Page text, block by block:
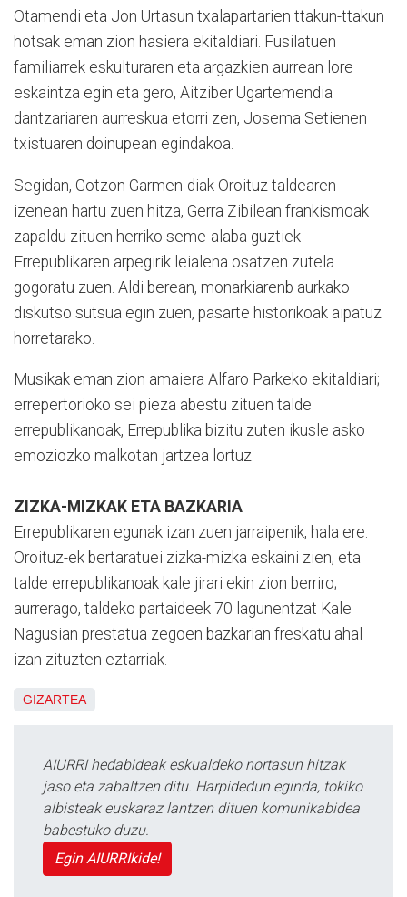
Otamendi eta Jon Urtasun txalapartarien ttakun-ttakun
hotsak eman zion hasiera ekitaldiari. Fusilatuen
familiarrek eskulturaren eta argazkien aurrean lore
eskaintza egin eta gero, Aitziber Ugartemendia
dantzariaren aurreskua etorri zen, Josema Setienen
txistuaren doinupean egindakoa.
Segidan, Gotzon Garmen-diak Oroituz taldearen
izenean hartu zuen hitza, Gerra Zibilean frankismoak
zapaldu zituen herriko seme-alaba guztiek
Errepublikaren arpegirik leialena osatzen zutela
gogoratu zuen. Aldi berean, monarkiarenb aurkako
diskutso sutsua egin zuen, pasarte historikoak aipatuz
horretarako.
Musikak eman zion amaiera Alfaro Parkeko ekitaldiari;
errepertorioko sei pieza abestu zituen talde
errepublikanoak, Errepublika bizitu zuten ikusle asko
emoziozko malkotan jartzea lortuz.
ZIZKA-MIZKAK ETA BAZKARIA
Errepublikaren egunak izan zuen jarraipenik, hala ere:
Oroituz-ek bertaratuei zizka-mizka eskaini zien, eta
talde errepublikanoak kale jirari ekin zion berriro;
aurrerago, taldeko partaideek 70 lagunentzat Kale
Nagusian prestatua zegoen bazkarian freskatu ahal
izan zituzten eztarriak.
GIZARTEA
AIURRI hedabideak eskualdeko nortasun hitzak
jaso eta zabaltzen ditu. Harpidedun eginda, tokiko
albisteak euskaraz lantzen dituen komunikabidea
babestuko duzu.
Egin AIURRIkide!